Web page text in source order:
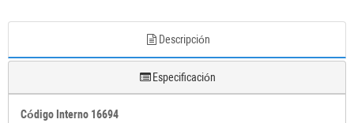
Descripción
Especificación
Código Interno 16694